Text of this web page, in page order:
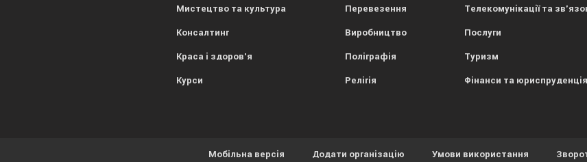
Мистецтво та культура
Консалтинг
Краса і здоров'я
Курси
Перевезення
Виробництво
Поліграфія
Релігія
Телекомунікації та
Послуги
Туризм
Фінанси та юриспруденція
Мобільна версія Додати організацію Умови використання